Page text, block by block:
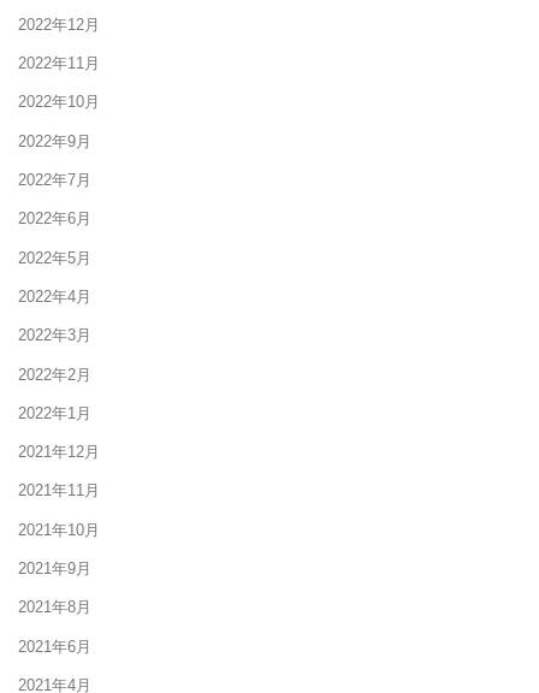
2022年12月
2022年11月
2022年10月
2022年9月
2022年7月
2022年6月
2022年5月
2022年4月
2022年3月
2022年2月
2022年1月
2021年12月
2021年11月
2021年10月
2021年9月
2021年8月
2021年6月
2021年4月